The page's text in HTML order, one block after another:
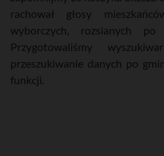
rachował głosy
wyborczych, rozsianych po
Przygotowaliśmy
przeszukiwanie danych po
funkcji.